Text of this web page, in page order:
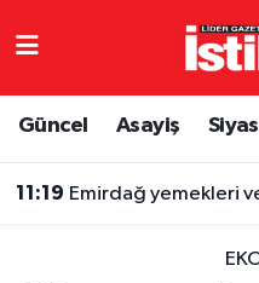
Güncel Asayiş
11:19 Emirdağ yemekleri ve
Eskişehirspor
Eskişehir Nöbetçi